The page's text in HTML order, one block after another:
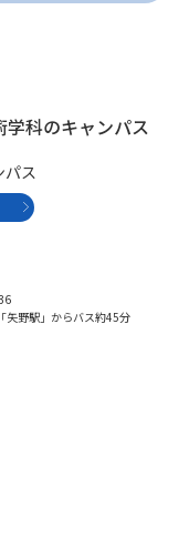
科のキャンパス
パス
矢野駅」からバス約45分